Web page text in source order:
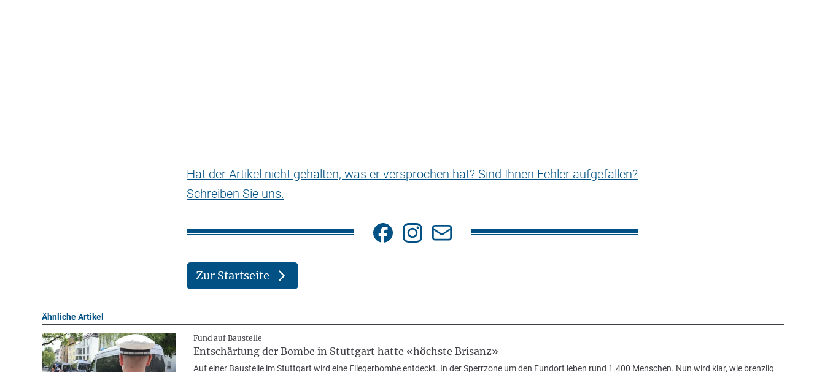
Hat der Artikel nicht gehalten, was er versprochen hat? Sind Ihnen Fehler aufgefallen?
Schreiben Sie uns.
Zur Startseite
Ähnliche Artikel
Fund auf Baustelle
Entschärfung der Bombe in Stuttgart hatte «höchste Brisanz»
Auf einer Baustelle im Stuttgart wird eine Fliegerbombe entdeckt. In der Sperrzone um den Fundort leben rund 1.400 Menschen. Nun wird klar, wie brenzlig